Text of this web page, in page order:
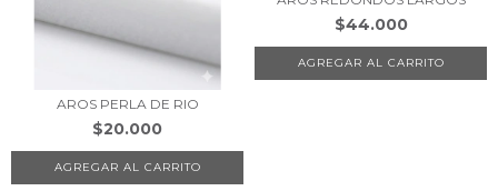
AROS PERLA DE RIO
$20.000
$44.000
AGREGAR AL CARRITO